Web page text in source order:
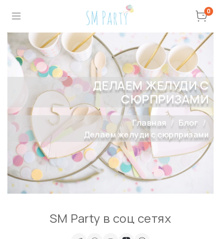
0
ДЕЛАЕМ ЖЕЛУДИ С
СЮРПРИЗАМИ
Главная
Блог
Делаем желуди с сюрпризами
SM Party в соц сетях